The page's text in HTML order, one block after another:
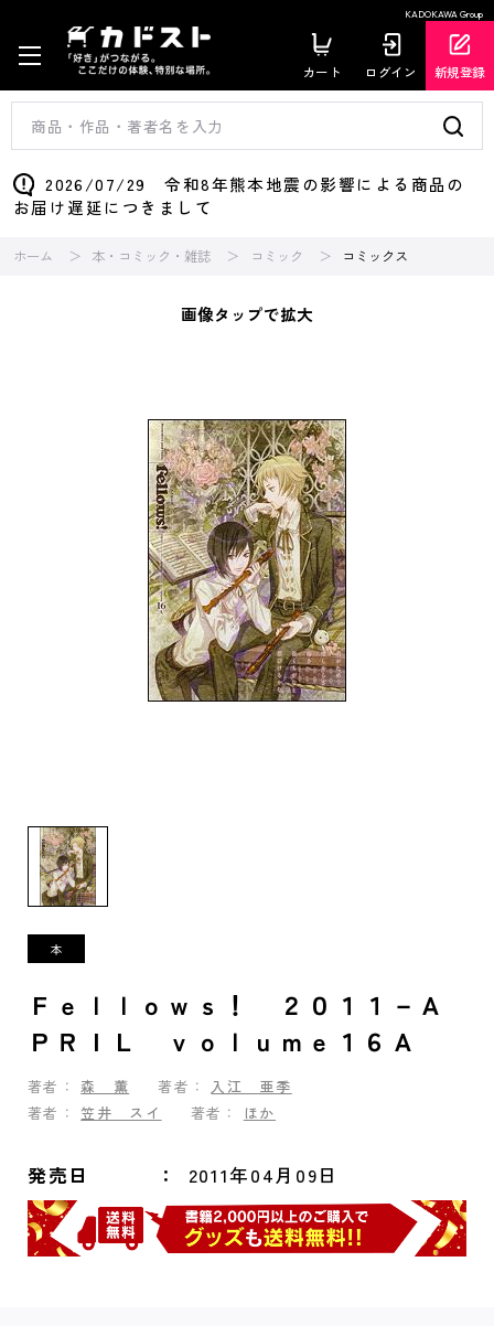
KADOKAWA Group
カート ログイン 新規登録
2026/07/29 令和8年熊本地震の影響による商品の
お届け遅延につきまして
ホーム 本・コミック・雑誌 コミック コミックス
画像タップで拡大
Ｆｅｌｌｏｗｓ！ ２０１１－Ａ
ＰＲＩＬ ｖｏｌｕｍｅ１６Ａ
著者： 森 薫 著者：
入江 亜季
著者：
笠井 スイ 著者： ほか
発売日 2011年04月09日